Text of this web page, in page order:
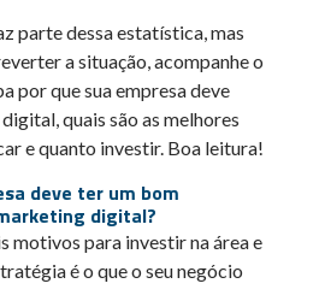
parte dessa estatística, mas
a situação, acompanhe o
por que sua empresa deve
quais são as melhores
e quanto investir. Boa leitura!
deve ter um bom
digital?
motivos para investir na área e
é o que o seu negócio